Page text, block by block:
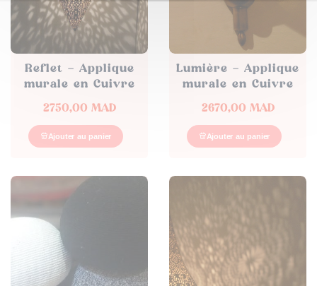
Reflet – Applique
murale en Cuivre
2750,00 MAD
Ajouter au panier
Lumière – Applique
murale en Cuivre
2670,00 MAD
Ajouter au panier